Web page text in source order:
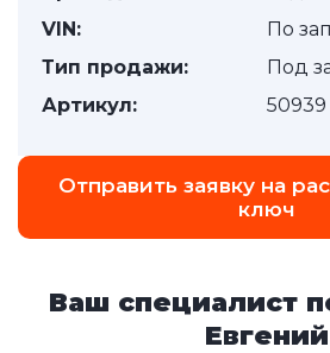
VIN:
По
Тип продажи:
Под
Артикул:
50939
Отправить заявку на
ключ
Ваш специалист
Евгений